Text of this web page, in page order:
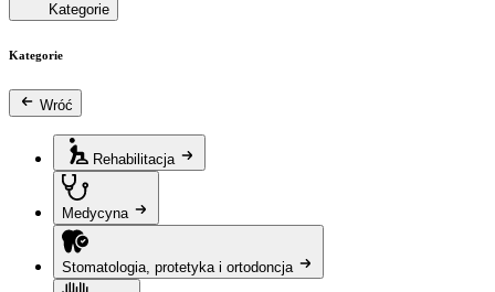
Kategorie
Kategorie
Wróć
Rehabilitacja
Medycyna
Stomatologia, protetyka i ortodoncja